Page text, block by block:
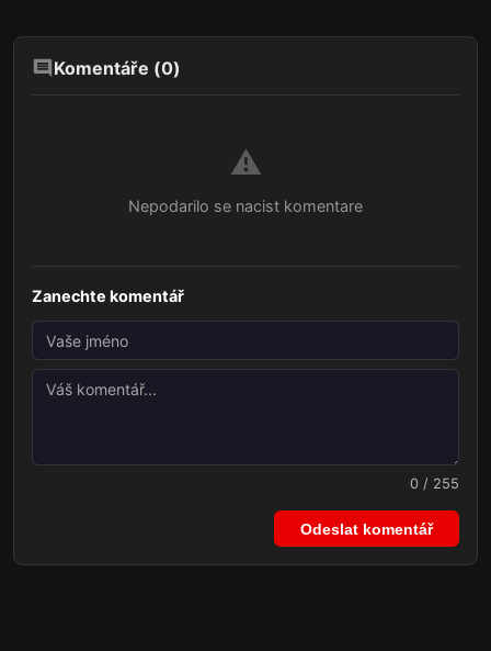
Komentáře (0)
⚠️
Nepodarilo se nacist komentare
Zanechte komentář
0 / 255
Odeslat komentář